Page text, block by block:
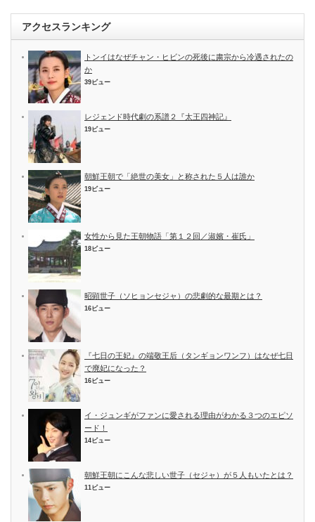
アクセスランキング
トンイはなぜチャン・ヒビンの死後に粛宗から冷遇されたの
か
39ビュー
レジェンド時代劇の系譜２『太王四神記』
19ビュー
朝鮮王朝で「絶世の美女」と称された５人は誰か
19ビュー
女性から見た王朝物語「第１２回／淑嬪・崔氏」
18ビュー
昭顕世子（ソヒョンセジャ）の悲劇的な最期とは？
16ビュー
『七日の王妃』の端敬王后（タンギョンワンフ）はなぜ七日
で廃妃になった？
16ビュー
イ・ジュンギがファンに愛される理由がわかる３つのエピソ
ード！
14ビュー
朝鮮王朝にこんな悲しい世子（セジャ）が５人もいたとは？
11ビュー